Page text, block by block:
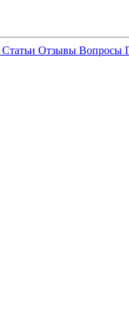
Статьи Отзывы Вопросы